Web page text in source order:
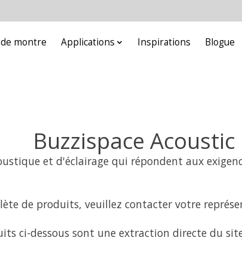
montre Applications Inspirations Blogue
Buzzispace Acoustic
et d'éclairage qui répondent aux
de produits, veuillez contacter votre
ci-dessous sont une extraction directe du